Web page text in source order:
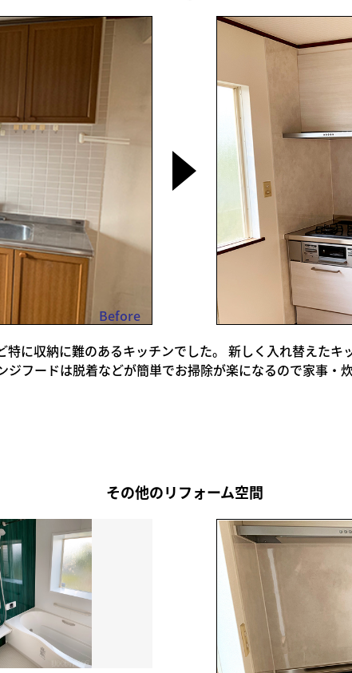
Before
に収納に難のあるキッチンでした。 新しく入れ替えた
フードは脱着などが簡単でお掃除が楽になるので家事・
その他のリフォーム空間